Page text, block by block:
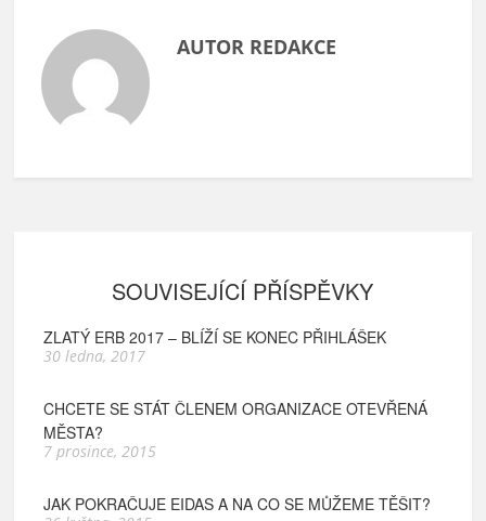
AUTOR REDAKCE
SOUVISEJÍCÍ PŘÍSPĚVKY
ZLATÝ ERB 2017 – BLÍŽÍ SE KONEC PŘIHLÁŠEK
30 ledna, 2017
CHCETE SE STÁT ČLENEM ORGANIZACE OTEVŘENÁ
MĚSTA?
7 prosince, 2015
JAK POKRAČUJE EIDAS A NA CO SE MŮŽEME TĚŠIT?